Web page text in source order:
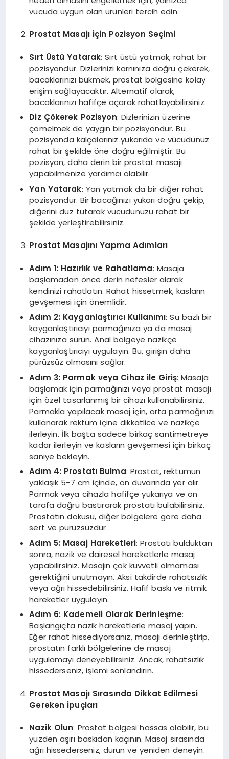
vücuda uygun olan ürünleri tercih edin.
Prostat Masajı İçin Pozisyon Seçimi
Sırt Üstü Yatarak: Sırt üstü yatmak, rahat bir
pozisyondur. Dizlerinizi karnınıza doğru çekerek,
bacaklarınızı bükmek, prostat bölgesine kolay
erişim sağlayacaktır. Alternatif olarak,
bacaklarınızı hafifçe açarak rahatlayabilirsiniz.
Diz Çökerek Pozisyon: Dizlerinizin üzerine
çömelmek de yaygın bir pozisyondur. Bu
pozisyonda kalçalarınız yukarıda ve vücudunuz
rahat bir şekilde öne doğru eğilmiştir. Bu
pozisyon, daha derin bir prostat masajı
yapabilmenize yardımcı olabilir.
Yan Yatarak: Yan yatmak da bir diğer rahat
pozisyondur. Bir bacağınızı yukarı doğru çekip,
diğerini düz tutarak vücudunuzu rahat bir
şekilde yerleştirebilirsiniz.
Prostat Masajını Yapma Adımları
Adım 1: Hazırlık ve Rahatlama: Masaja
başlamadan önce derin nefesler alarak
kendinizi rahatlatın. Rahat hissetmek, kasların
gevşemesi için önemlidir.
Adım 2: Kayganlaştırıcı Kullanımı: Su bazlı bir
kayganlaştırıcıyı parmağınıza ya da masaj
cihazınıza sürün. Anal bölgeye nazikçe
kayganlaştırıcıyı uygulayın. Bu, girişin daha
pürüzsüz olmasını sağlar.
Adım 3: Parmak veya Cihaz ile Giriş: Masaja
başlamak için parmağınızı veya prostat masajı
için özel tasarlanmış bir cihazı kullanabilirsiniz.
Parmakla yapılacak masaj için, orta parmağınızı
kullanarak rektum içine dikkatlice ve nazikçe
ilerleyin. İlk başta sadece birkaç santimetreye
kadar ilerleyin ve kasların gevşemesi için birkaç
saniye bekleyin.
Adım 4: Prostatı Bulma: Prostat, rektumun
yaklaşık 5-7 cm içinde, ön duvarında yer alır.
Parmak veya cihazla hafifçe yukarıya ve ön
tarafa doğru bastırarak prostatı bulabilirsiniz.
Prostatın dokusu, diğer bölgelere göre daha
sert ve pürüzsüzdür.
Adım 5: Masaj Hareketleri: Prostatı bulduktan
sonra, nazik ve dairesel hareketlerle masaj
yapabilirsiniz. Masajın çok kuvvetli olmaması
gerektiğini unutmayın. Aksi takdirde rahatsızlık
veya ağrı hissedebilirsiniz. Hafif baskı ve ritmik
hareketler uygulayın.
Adım 6: Kademeli Olarak Derinleşme:
Başlangıçta nazik hareketlerle masaj yapın.
Eğer rahat hissediyorsanız, masajı derinleştirip,
prostatın farklı bölgelerine de masaj
uygulamayı deneyebilirsiniz. Ancak, rahatsızlık
hissederseniz, işlemi sonlandırın.
Prostat Masajı Sırasında Dikkat Edilmesi
Gereken İpuçları
Nazik Olun: Prostat bölgesi hassas olabilir, bu
yüzden aşırı baskıdan kaçının. Masaj sırasında
ağrı hissederseniz, durun ve yeniden deneyin.